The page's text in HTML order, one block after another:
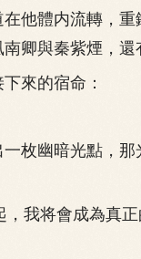
體内流轉，重
卿與秦紫煙，還
來的宿命：
幽暗光點，那
我将會成為真正